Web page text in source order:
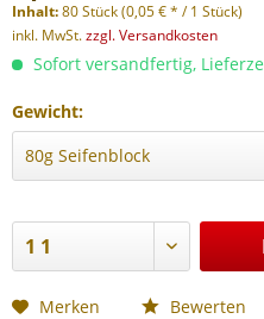
Inhalt:80 Stück (0,05 € * / 1 Stück)
inkl. MwSt.zzgl. Versandkosten
Sofort versandfertig,
Gewicht:
Merken Bewerten